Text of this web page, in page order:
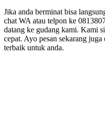
Jika anda berminat bisa
chat WA atau telpon ke
datang ke gudang kami. Kami
cepat. Ayo pesan sekarang
terbaik untuk anda.